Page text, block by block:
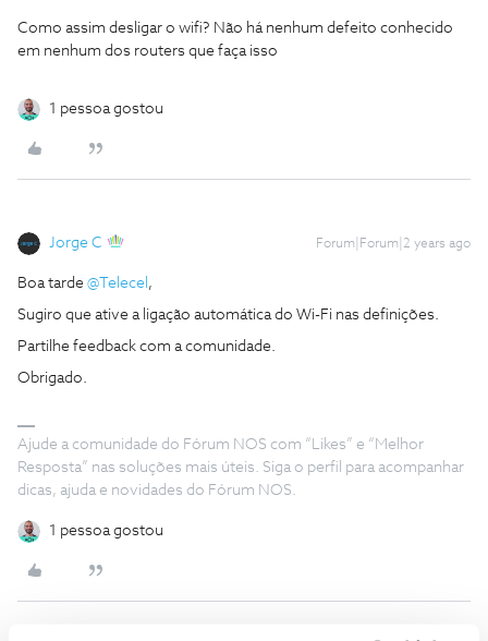
Como assim desligar o wifi? Não há nenhum defeito conhecido
em nenhum dos routers que faça isso
1 pessoa gostou
Jorge C Forum|Forum|2 years ago
Boa tarde @Telecel ,
Sugiro que ative a ligação automática do Wi-Fi nas definições.
Partilhe feedback com a comunidade.
Obrigado.
Ajude a comunidade do Fórum NOS com “Likes” e “Melhor
Resposta” nas soluções mais úteis. Siga o perfil para acompanhar
dicas, ajuda e novidades do Fórum NOS.
1 pessoa gostou